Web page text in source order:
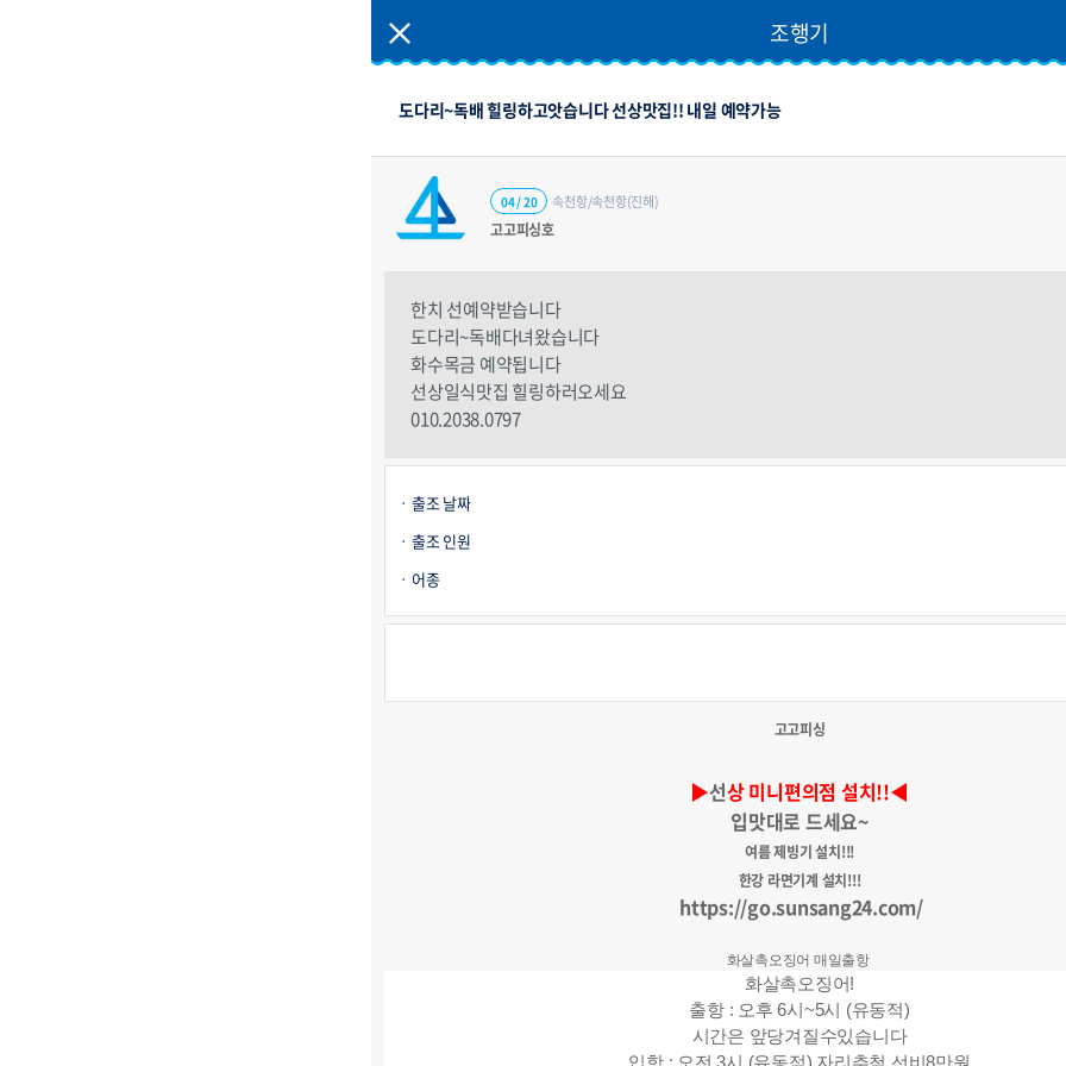
조행기
도다리~독배 힐링하고앗습니다 선상맛집!! 내일 예약가능
고고피싱호
속천항/속천항(진해)
04 / 20
한치 선예약받습니다
도다리~독배다녀왔습니다
화수목금 예약됩니다
선상일식맛집 힐링하러오세요
010.2038.0797
출조 날짜
출조 인원
어종
고고피싱
▶선상 미니편의점 설치!!◀
입맛대로 드세요~
여름 제빙기 설치!!!
한강 라면기계 설치!!!
https://go.sunsang24.com/
화살촉오징어 매일출항
화살촉오징어!
출항 : 오후 6시~5시 (유동적)
시간은 앞당겨질수있습니다